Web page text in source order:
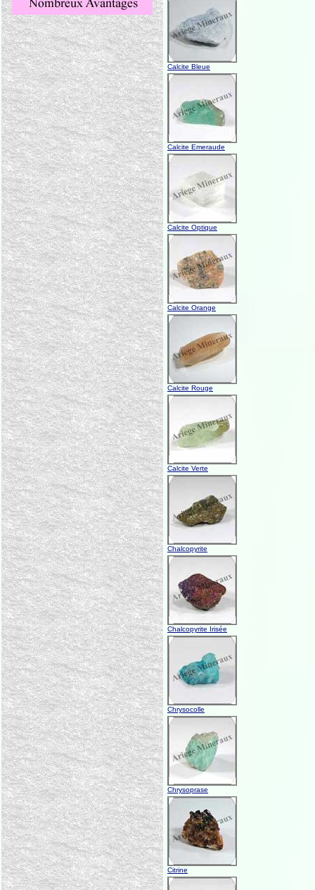
Calcite Bleue
Calcite Emeraude
Calcite Optique
Calcite Orange
Calcite Rouge
Calcite Verte
Chalcopyrite
Chalcopyrite Irisée
Chrysocolle
Chrysoprase
Citrine